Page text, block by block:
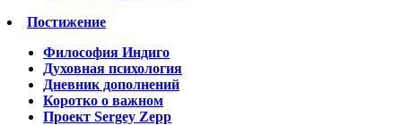
Постижение
Философия Индиго
Духовная психология
Дневник дополнений
Коротко о важном
Проект Sergey Zepp